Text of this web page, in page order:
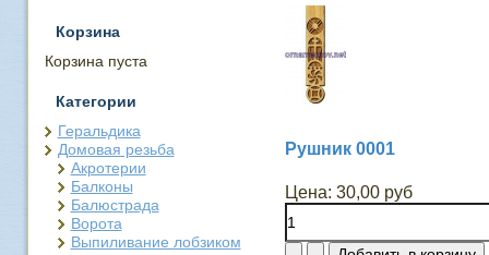
Корзина
Корзина пуста
Категории
Геральдика
Домовая резьба
Акротерии
Балконы
Балюстрада
Ворота
Выпиливание лобзиком
Рушник 0001
Цена: 30,00 руб